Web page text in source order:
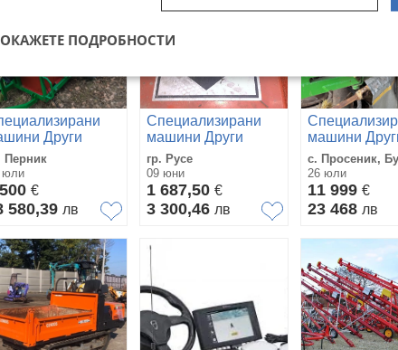
Други
Перник
юли
€
580,39 лв
Специализирани
машини Други
SPARKY
гр. Русе
09 юни
1 687,50 €
3 300,46 лв
машини
Bonino
с. Просеник,
26 юли
11 999 €
23 468 лв
ПОДРОБНОСТИ